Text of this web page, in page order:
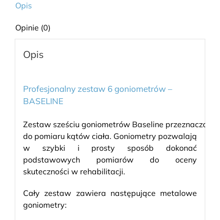
Opis
Opinie (0)
Opis
Profesjonalny zestaw 6 goniometrów –
BASELINE
Zestaw sześciu goniometrów Baseline
do pomiaru kątów ciała. Goniometry pozwalają
w szybki i prosty sposób dokonać
podstawowych pomiarów do oceny
skuteczności w rehabilitacji.
Cały zestaw zawiera następujące metalowe
goniometry: